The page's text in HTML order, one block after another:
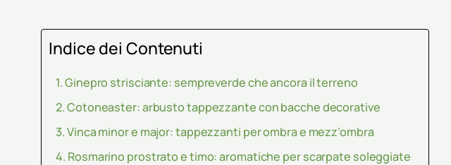
Indice dei Contenuti
Ginepro strisciante: sempreverde che ancora il terreno
Cotoneaster: arbusto tappezzante con bacche decorative
Vinca minor e major: tappezzanti per ombra e mezz’ombra
Rosmarino prostrato e timo: aromatiche per scarpate soleggiate